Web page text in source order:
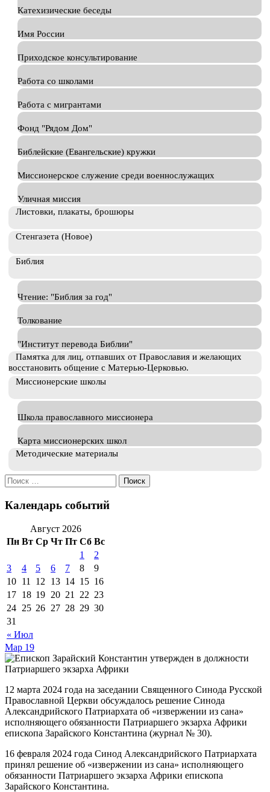
Катехизические беседы
Имя России
Приходское консультирование
Работа со школами
Работа с мигрантами
Фонд "Рядом Дом"
Библейские (Евангельские) кружки
Миссионерское служение среди военнослужащих
Уличная миссия
Листовки, плакаты, брошюры
Стенгазета (Новое)
Библия
Чтение: "Библия за год"
Толкование
"Институт перевода Библии"
Памятка для лиц, отпавших от Православия и желающих
восстановить общение с Матерью-Церковью.
Миссионерские школы
Школа православного миссионера
Карта миссионерских школ
Методические материалы
Искать:
Календарь событий
Август 2026
Пн Вт Ср Чт Пт Сб Вс
« Июл
1
2
3
4 5 6 7 8
9
10 11 12 13 14 15 16
17 18 19 20 21 22 23
24 25 26 27 28 29 30
31
Мар 19
12 марта 2024 года на заседании Священного Синода Русской
Православной Церкви обсуждалось решение Синода
Александрийского Патриархата об «извержении из сана»
исполняющего обязанности Патриаршего экзарха Африки
епископа Зарайского Константина (журнал № 30).
16 февраля 2024 года Синод Александрийского Патриархата
принял решение об «извержении из сана» исполняющего
обязанности Патриаршего экзарха Африки епископа
Зарайского Константина.